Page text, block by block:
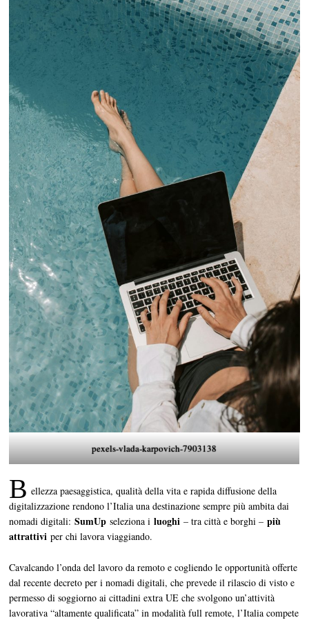
pexels-vlada-karpovich-7903138
B ellezza paesaggistica, qualità della vita e rapida diffusione della
digitalizzazione rendono l’Italia una destinazione sempre più ambita dai
nomadi digitali: SumUp seleziona iluoghi – tra città e borghi –più
attrattiviper chi lavora viaggiando.
Cavalcando l’onda del lavoro da remoto e cogliendo le opportunità offerte
dal recente decreto per i nomadi digitali, che prevede il rilascio di visto e
permesso di soggiorno ai cittadini extra UE che svolgono un’attività
lavorativa “altamente qualificata” in modalità full remote, l’Italia compete